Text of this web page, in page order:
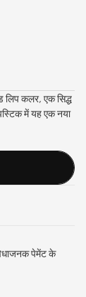
लिप कलर, एक सिद्ध
में यह एक नया
पेमेंट के